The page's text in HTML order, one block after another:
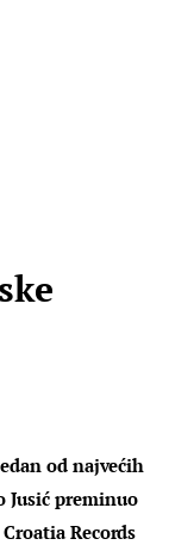
od najvećih
Jusić preminuo
Records